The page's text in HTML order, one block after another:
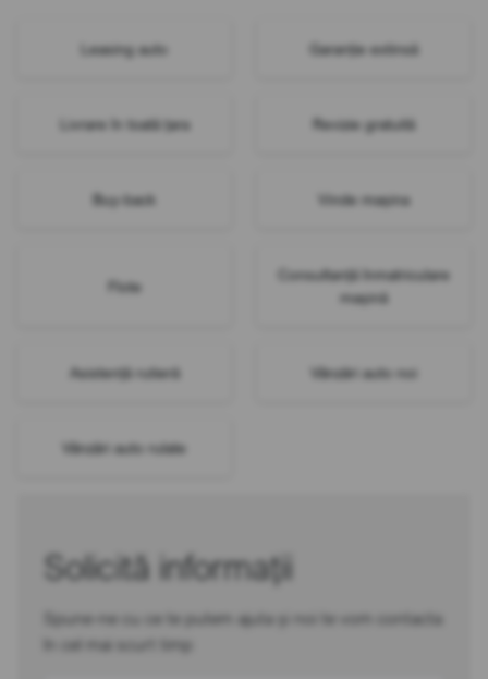
Leasing auto Garanție extinsă
Livrare în toată țara Revizie gratuită
Buy-back Vinde mașina
Flote
Consultanță înmatriculare
mașină
Asistență rutieră Vânzări auto noi
Vânzări auto rulate
Solicită informații
Spune-ne cu ce te putem ajuta și noi te vom contacta
în cel mai scurt timp